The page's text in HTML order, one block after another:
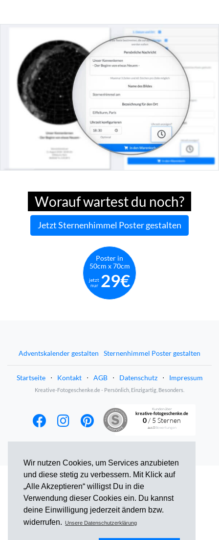
Wir nutzen Cookies, um Services anzubieten
und diese stetig zu verbessern. Mit Klick auf
„Alle Akzeptieren“ willigst Du in die
Verwendung dieser Cookies ein. Du kannst
deine Einwilligung jederzeit ändern bzw.
widerrufen.
Unsere Datenschutzerklärung
Worauf wartest du noch?
Jetzt Sternenhimmel Poster gestalten
Poster in
50cm x 70cm
jetzt
nur 29€
Adventskalender gestalten Sternenhimmel Poster gestalten
Startseite ⋅ Kontakt ⋅ AGB ⋅ Datenschutz ⋅ Impressum
Kreative-Fotogeschenke.de - Persönlich, Einzigartig, Besonders.
Kunden über
kreative-fotogeschenke.de
0 / 5 Sternen
aus0Bewertungen